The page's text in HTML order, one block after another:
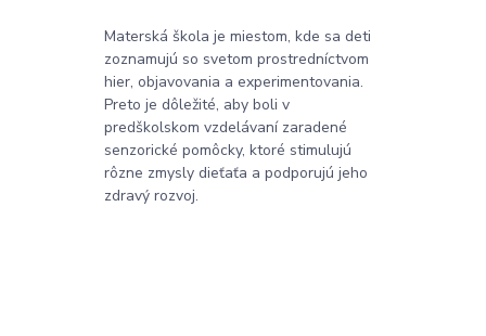
Materská škola je miestom, kde sa deti
zoznamujú so svetom prostredníctvom
hier, objavovania a experimentovania.
Preto je dôležité, aby boli v
predškolskom vzdelávaní zaradené
senzorické pomôcky, ktoré stimulujú
rôzne zmysly dieťaťa a podporujú jeho
zdravý rozvoj.